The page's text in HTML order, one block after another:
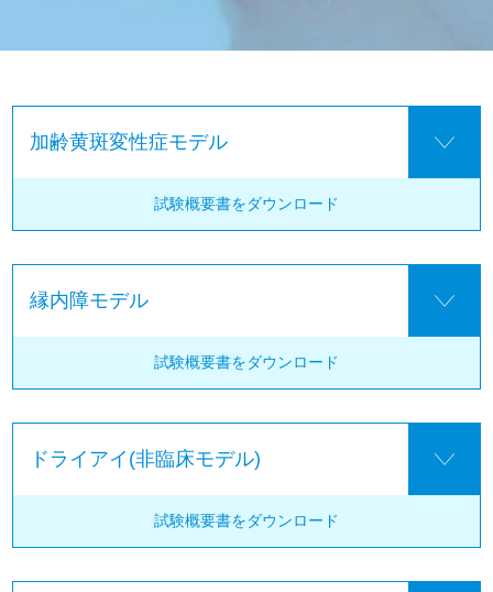
加齢黄斑変性症モデル
試験概要書をダウンロード
縁内障モデル
試験概要書をダウンロード
ドライアイ(非臨床モデル)
試験概要書をダウンロード